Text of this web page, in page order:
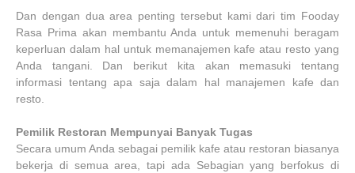
Dan dengan dua area penting tersebut kami dari tim Fooday
Rasa Prima akan membantu Anda untuk memenuhi beragam
keperluan dalam hal untuk memanajemen kafe atau resto yang
Anda tangani. Dan berikut kita akan memasuki tentang
informasi tentang apa saja dalam hal manajemen kafe dan
resto.
Pemilik Restoran Mempunyai Banyak Tugas
Secara umum Anda sebagai pemilik kafe atau restoran biasanya
bekerja di semua area, tapi ada Sebagian yang berfokus di